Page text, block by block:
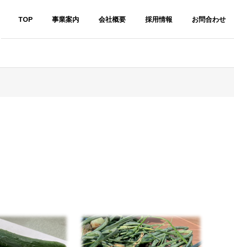
TOP 事業案内 会社概要 採用情報 お問合わせ